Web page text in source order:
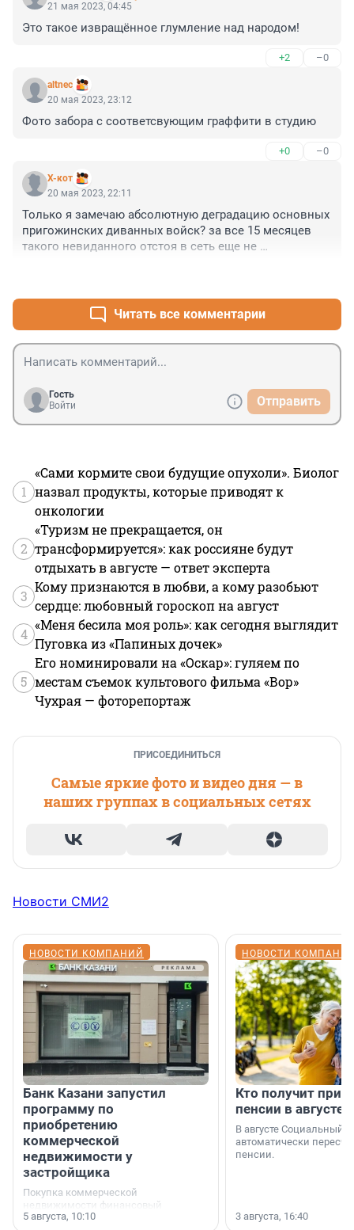
21 мая 2023, 04:45
Это такое извращённое глумление над народом!
+2 –0
altnec
20 мая 2023, 23:12
Фото забора с соответсвующим граффити в студию
+0 –0
X-кот
20 мая 2023, 22:11
Только я замечаю абсолютную деградацию основных
пригожинских диванных войск? за все 15 месяцев
такого невиданного отстоя в сеть еще не
Читать все комментарии
Гость
Войти
Отправить
1
«Сами кормите свои будущие опухоли». Биолог
назвал продукты, которые приводят к
онкологии
2
«Туризм не прекращается, он
трансформируется»: как россияне будут
отдыхать в августе — ответ эксперта
3
Кому признаются в любви, а кому разобьют
сердце: любовный гороскоп на август
4
«Меня бесила моя роль»: как сегодня выглядит
Пуговка из «Папиных дочек»
5
Его номинировали на «Оскар»: гуляем по
местам съемок культового фильма «Вор»
Чухрая — фоторепортаж
ПРИСОЕДИНИТЬСЯ
Самые яркие фото и видео дня — в
наших группах в социальных сетях
Новости СМИ2
НОВОСТИ КОМПАНИЙ
Банк Казани запустил
программу по
приобретению
коммерческой
недвижимости у
застройщика
Покупка коммерческой
недвижимости финансовый
инструмент, доступный для многих
5 августа, 10:10
НОВОСТИ
Кто получит
пенсии в августе
В августе Социальный
автоматически
пенсии.
3 августа, 16:40